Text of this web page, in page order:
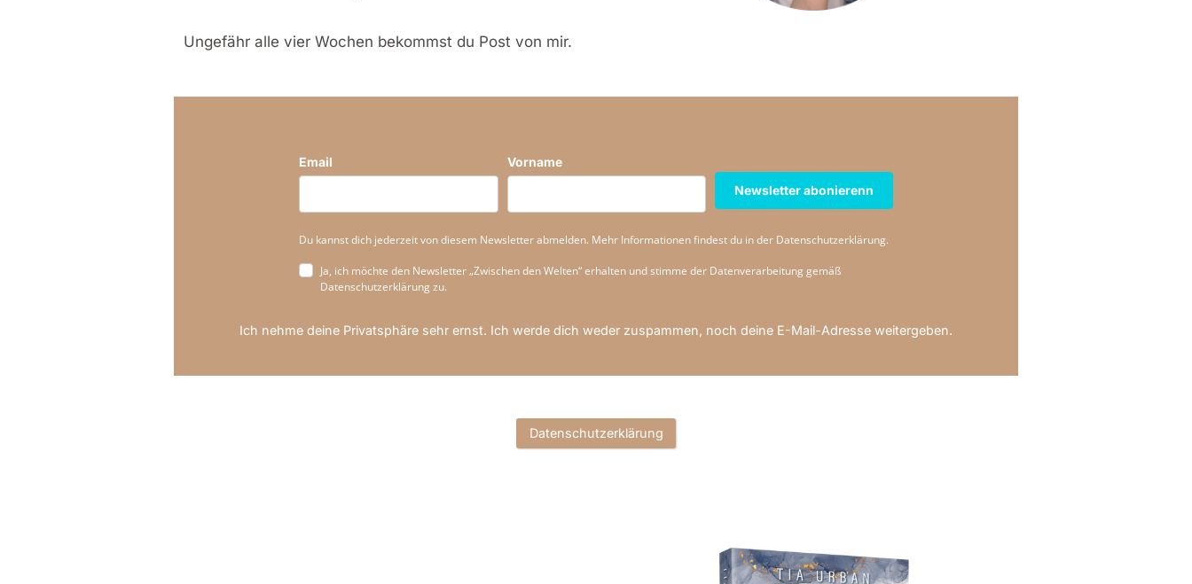
Ungefähr alle vier Wochen bekommst du Post von mir.
Email
Vorname
Newsletter abonierenn
Du kannst dich jederzeit von diesem Newsletter abmelden. Mehr Informationen findest du in der Datenschutzerklärung.
Ja, ich möchte den Newsletter „Zwischen den Welten“ erhalten und stimme der Datenverarbeitung gemäß
Datenschutzerklärung zu.
Ich nehme deine Privatsphäre sehr ernst. Ich werde dich weder zuspammen, noch deine E-Mail-Adresse weitergeben.
Datenschutzerklärung